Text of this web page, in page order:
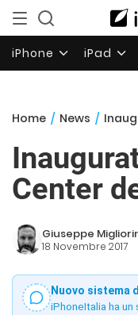
iPhone iPad
Home / News /
Center
Giuseppe
18 Novembre 2017
Nuovo sistema
iPhoneItalia ha